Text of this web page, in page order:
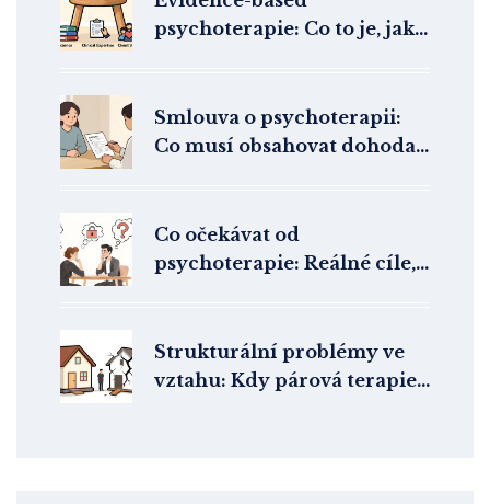
psychoterapie: Co to je, jak
Smlouva o psychoterapii:
Co musí obsahovat dohoda
Co očekávat od
psychoterapie: Reálné cíle,
Strukturální problémy ve
vztahu: Kdy párová terapie